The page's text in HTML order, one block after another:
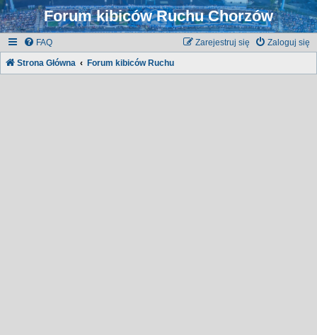
Forum kibiców Ruchu Chorzów
FAQ Zaloguj się
Zarejestruj się
Strona Główna Forum kibiców Ruchu